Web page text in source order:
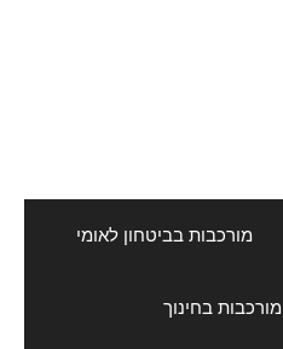
מורכבות בביטחון לאומי
מורכבות בחינוך